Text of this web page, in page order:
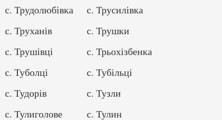
с. Трудолюбівка
с. Трусилівка
с. Труханів
с. Трушки
с. Трушівці
с. Трьохізбенка
с. Туболці
с. Тубільці
с. Тудорів
с. Тузли
с. Тулиголове
с. Тулин